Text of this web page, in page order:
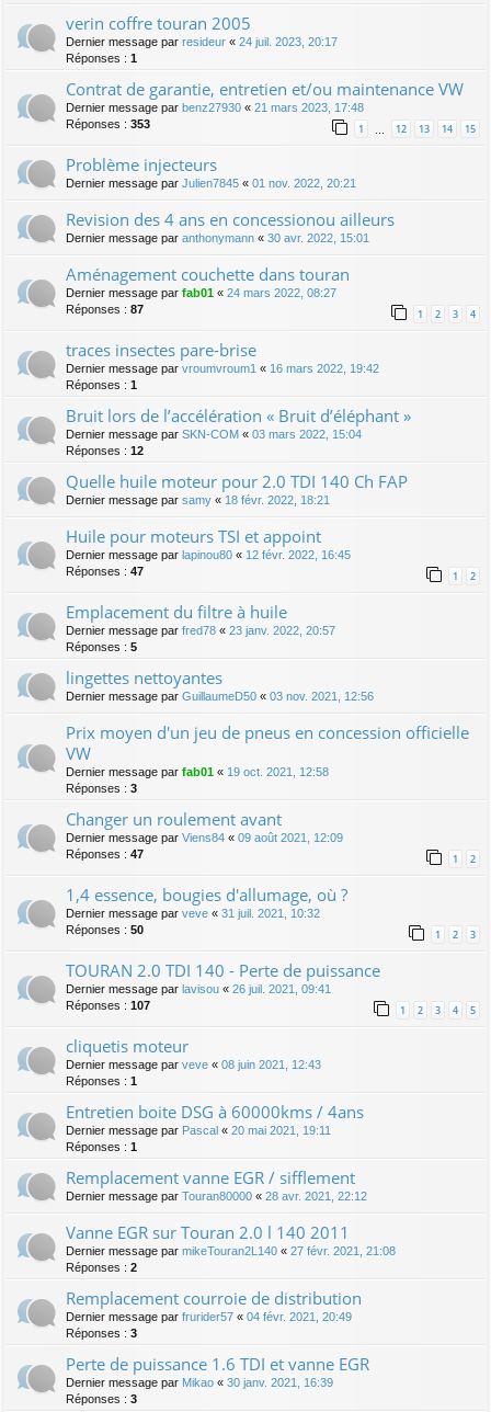
verin coffre touran 2005
Dernier message par resideur « 24 juil. 2023, 20:17
Réponses : 1
Contrat de garantie, entretien et/ou maintenance VW
Dernier message par benz27930 « 21 mars 2023, 17:48
Réponses : 353 1 12 13 14 15
Problème injecteurs
Dernier message par Julien7845 « 01 nov. 2022, 20:21
Revision des 4 ans en concessionou ailleurs
Dernier message par anthonymann « 30 avr. 2022, 15:01
Aménagement couchette dans touran
Dernier message par fab01 « 24 mars 2022, 08:27
Réponses : 87 1 2 3 4
traces insectes pare-brise
Dernier message par vroumvroum1 « 16 mars 2022, 19:42
Réponses : 1
Bruit lors de l’accélération « Bruit d’éléphant »
Dernier message par SKN-COM « 03 mars 2022, 15:04
Réponses : 12
Quelle huile moteur pour 2.0 TDI 140 Ch FAP
Dernier message par samy « 18 févr. 2022, 18:21
Huile pour moteurs TSI et appoint
Dernier message par lapinou80 « 12 févr. 2022, 16:45
Réponses : 47 1 2
Emplacement du filtre à huile
Dernier message par fred78 « 23 janv. 2022, 20:57
Réponses : 5
lingettes nettoyantes
Dernier message par GuillaumeD50 « 03 nov. 2021, 12:56
Prix moyen d'un jeu de pneus en concession officielle
VW
Dernier message par fab01 « 19 oct. 2021, 12:58
Réponses : 3
Changer un roulement avant
Dernier message par Viens84 « 09 août 2021, 12:09
Réponses : 47 1 2
1,4 essence, bougies d'allumage, où ?
Dernier message par veve « 31 juil. 2021, 10:32
Réponses : 50 1 2 3
TOURAN 2.0 TDI 140 - Perte de puissance
Dernier message par lavisou « 26 juil. 2021, 09:41
Réponses : 107 1 2 3 4 5
cliquetis moteur
Dernier message par veve « 08 juin 2021, 12:43
Réponses : 1
Entretien boite DSG à 60000kms / 4ans
Dernier message par Pascal « 20 mai 2021, 19:11
Réponses : 1
Remplacement vanne EGR / sifflement
Dernier message par Touran80000 « 28 avr. 2021, 22:12
Vanne EGR sur Touran 2.0 l 140 2011
Dernier message par mikeTouran2L140 « 27 févr. 2021, 21:08
Réponses : 2
Remplacement courroie de distribution
Dernier message par frurider57 « 04 févr. 2021, 20:49
Réponses : 3
Perte de puissance 1.6 TDI et vanne EGR
Dernier message par Mikao « 30 janv. 2021, 16:39
Réponses : 3